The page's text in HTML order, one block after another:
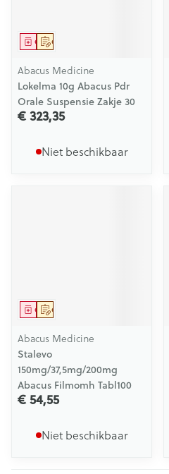
Op voorschrift
Geneesmiddel
Abacus Medicine
Lokelma 10g Abacus Pdr
Orale Suspensie Zakje 30
€ 323,35
Niet beschikbaar
Op voorschrift
Geneesmiddel
Abacus Medicine
Stalevo
150mg/37,5mg/200mg
Abacus Filmomh Tabl100
€ 54,55
Niet beschikbaar